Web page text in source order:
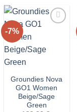
-7%
Wunschliste!
Groundies Nova
GO1 Women
Beige/Sage
Green